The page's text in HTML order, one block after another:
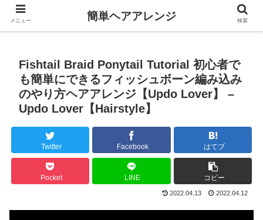
Fishtail Braid Ponytail Tutorial 初心者で
も簡単にできるフィッシュボーン編み込み
のやり方ヘアアレンジ【Updo Lover】 –
Updo Lover【Hairstyle】
Twitter Facebook はてブ
Pocket LINE コピー
2022.04.13 2022.04.12
メニュー 簡単ヘアアレンジ 検索